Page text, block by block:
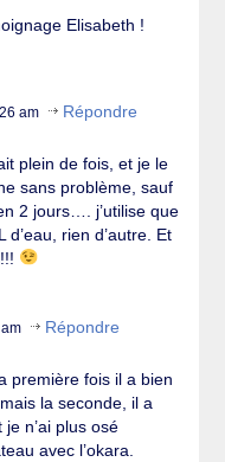
Elisabeth !
am Répondre
plein de fois, et je le
sans problème, sauf
2 jours…. j’utilise que
rien d’autre. Et
Répondre
première fois il a bien
la seconde, il a
n’ai plus osé
avec l’okara.